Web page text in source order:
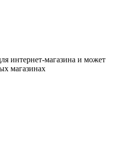
интернет-магазина и может
магазинах